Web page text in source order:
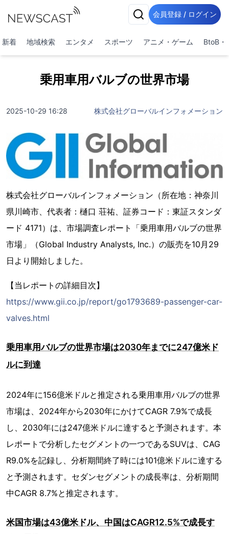
会員登録 / ログイン
新着 地域検索 エンタメ スポーツ アニメ・ゲーム BtoB・
乗用車用バルブの世界市場
2025-10-29 16:28 株式会社グローバルインフォメーション
株式会社グローバルインフォメーション（所在地：神奈川
県川崎市、代表者：樋口 荘祐、証券コード：東証スタンダ
ード 4171）は、市場調査レポート「乗用車用バルブの世界
市場」（Global Industry Analysts, Inc.）の販売を10月29
日より開始しました。
【当レポートの詳細目次】
https://www.gii.co.jp/report/go1793689-passenger-car-
valves.html
乗用車用バルブの世界市場は2030年までに247億米ド
ルに到達
2024年に156億米ドルと推定される乗用車用バルブの世界
市場は、2024年から2030年にかけてCAGR 7.9%で成長
し、2030年には247億米ドルに達すると予測されます。本
レポートで分析したセグメントの一つであるSUVは、CAG
R9.0%を記録し、分析期間終了時には101億米ドルに達する
と予測されます。セダンセグメントの成長率は、分析期間
中CAGR 8.7%と推定されます。
米国市場は43億米ドル、中国はCAGR12.5%で成長す